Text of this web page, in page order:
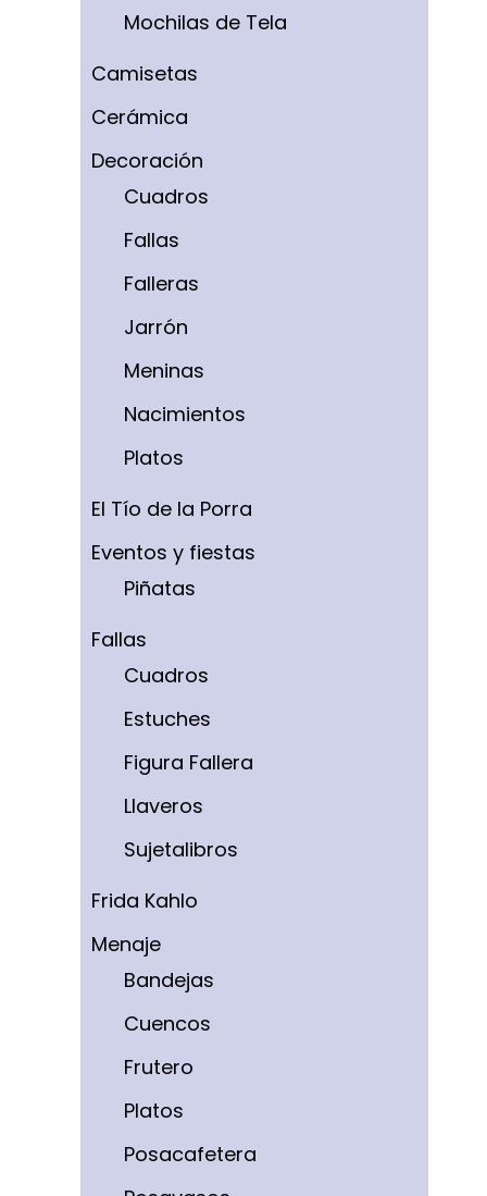
Mochilas de Tela
Camisetas
Cerámica
Decoración
Cuadros
Fallas
Falleras
Jarrón
Meninas
Nacimientos
Platos
El Tío de la Porra
Eventos y fiestas
Piñatas
Fallas
Cuadros
Estuches
Figura Fallera
Llaveros
Sujetalibros
Frida Kahlo
Menaje
Bandejas
Cuencos
Frutero
Platos
Posacafetera